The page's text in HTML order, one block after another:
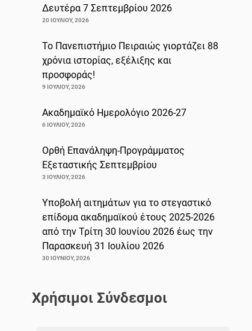
Δευτέρα 7 Σεπτεμβρίου 2026
20 ΙΟΥΛΊΟΥ, 2026
Το Πανεπιστήμιο Πειραιώς γιορτάζει 88
χρόνια ιστορίας, εξέλιξης και
προσφοράς!
9 ΙΟΥΛΊΟΥ, 2026
Ακαδημαϊκό Ημερολόγιο 2026-27
6 ΙΟΥΛΊΟΥ, 2026
Ορθή Επανάληψη-Προγράμματος
Εξεταστικής Σεπτεμβρίου
3 ΙΟΥΛΊΟΥ, 2026
Υποβολή αιτημάτων για το στεγαστικό
επίδομα ακαδημαϊκού έτους 2025-2026
από την Τρίτη 30 Ιουνίου 2026 έως την
Παρασκευή 31 Ιουλίου 2026
30 ΙΟΥΝΊΟΥ, 2026
Χρήσιμοι Σύνδεσμοι